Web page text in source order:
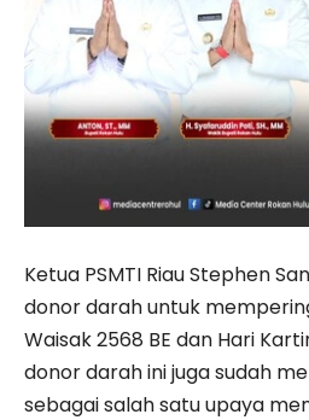
Ketua PSMTI Riau Stephen
donor darah untuk
Waisak 2568 BE dan Hari
donor darah ini juga sudah
sebagai salah satu upaya